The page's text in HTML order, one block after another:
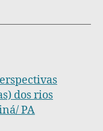
dos rios
PA